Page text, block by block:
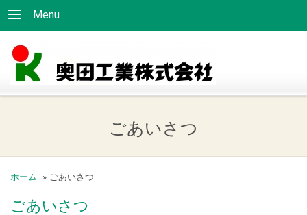
Menu
ごあいさつ
ホーム » ごあいさつ
ごあいさつ